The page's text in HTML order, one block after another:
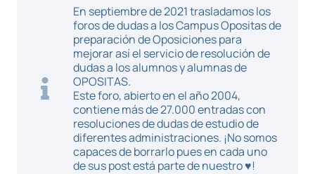
En septiembre de 2021 trasladamos los
foros de dudas a los Campus Opositas de
preparación de Oposiciones para
mejorar así el servicio de resolución de
dudas a los alumnos y alumnas de
OPOSITAS.
Este foro, abierto en el año 2004,
contiene más de 27.000 entradas con
resoluciones de dudas de estudio de
diferentes administraciones. ¡No somos
capaces de borrarlo pues en cada uno
de sus post está parte de nuestro ♥!